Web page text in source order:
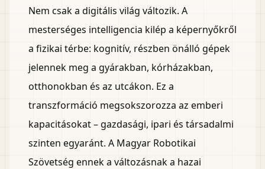
Nem csak a digitális világ változik. A
mesterséges intelligencia kilép a képernyőkről
a fizikai térbe: kognitív, részben önálló gépek
jelennek meg a gyárakban, kórházakban,
otthonokban és az utcákon. Ez a
transzformáció megsokszorozza az emberi
kapacitásokat – gazdasági, ipari és társadalmi
szinten egyaránt. A Magyar Robotikai
Szövetség ennek a változásnak a hazai